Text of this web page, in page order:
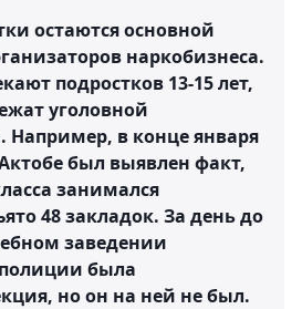
остаются основной
наркобизнеса.
подростков 13-15 лет,
уголовной
Например, в конце января
был выявлен факт,
занимался
48 закладок. За день до
заведении
была
но он на ней не был.